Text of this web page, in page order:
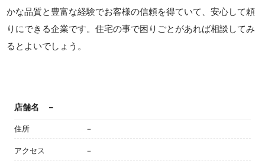
かな品質と豊富な経験でお客様の信頼を得ていて、安心して頼
りにできる企業です。住宅の事で困りごとがあれば相談してみ
るとよいでしょう。
店舗名 －
住所 －
アクセス －